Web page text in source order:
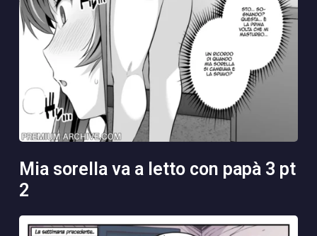
mia sorella va a letto con papà 3 pt
2